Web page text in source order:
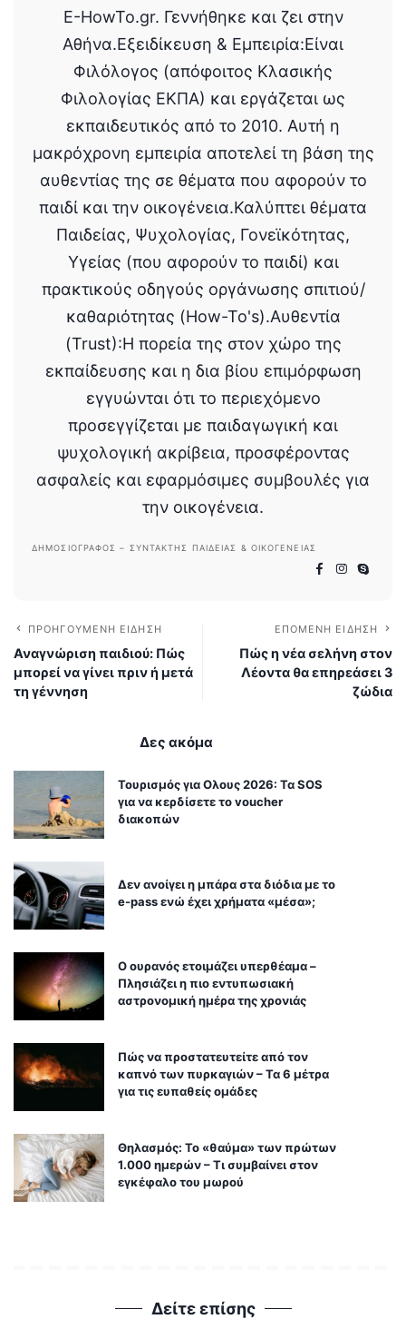
E-HowTo.gr. Γεννήθηκε και ζει στην
Αθήνα.Εξειδίκευση & Εμπειρία:Είναι
Φιλόλογος (απόφοιτος Κλασικής
Φιλολογίας ΕΚΠΑ) και εργάζεται ως
εκπαιδευτικός από το 2010. Αυτή η
μακρόχρονη εμπειρία αποτελεί τη βάση της
αυθεντίας της σε θέματα που αφορούν το
παιδί και την οικογένεια.Καλύπτει θέματα
Παιδείας, Ψυχολογίας, Γονεϊκότητας,
Υγείας (που αφορούν το παιδί) και
πρακτικούς οδηγούς οργάνωσης σπιτιού/
καθαριότητας (How-To's).Αυθεντία
(Trust):Η πορεία της στον χώρο της
εκπαίδευσης και η δια βίου επιμόρφωση
εγγυώνται ότι το περιεχόμενο
προσεγγίζεται με παιδαγωγική και
ψυχολογική ακρίβεια, προσφέροντας
ασφαλείς και εφαρμόσιμες συμβουλές για
την οικογένεια.
ΔΗΜΟΣΙΟΓΡΆΦΟΣ – ΣΥΝΤΆΚΤΗΣ ΠΑΙΔΕΊΑΣ & ΟΙΚΟΓΈΝΕΙΑΣ
ΠΡΟΗΓΟΎΜΕΝΗ ΕΊΔΗΣΗ
Αναγνώριση παιδιού: Πώς
μπορεί να γίνει πριν ή μετά
τη γέννηση
ΕΠΌΜΕΝΗ ΕΊΔΗΣΗ
Πώς η νέα σελήνη στον
Λέοντα θα επηρεάσει 3
ζώδια
Δες ακόμα
Τουρισμός για Ολους 2026: Τα SOS
για να κερδίσετε το voucher
διακοπών
Δεν ανοίγει η μπάρα στα διόδια με το
e-pass ενώ έχει χρήματα «μέσα»;
Ο ουρανός ετοιμάζει υπερθέαμα –
Πλησιάζει η πιο εντυπωσιακή
αστρονομική ημέρα της χρονιάς
Πώς να προστατευτείτε από τον
καπνό των πυρκαγιών – Τα 6 μέτρα
για τις ευπαθείς ομάδες
Θηλασμός: Το «θαύμα» των πρώτων
1.000 ημερών – Τι συμβαίνει στον
εγκέφαλο του μωρού
Δείτε επίσης